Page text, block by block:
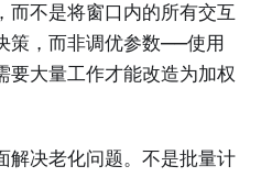
而不是将窗口内的所有交互
策，而非调优参数——使用
要大量工作才能改造为加权
解决老化问题。不是批量计